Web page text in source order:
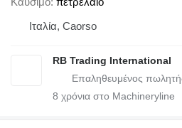
Ιταλία, Caorso
RB Trading International
8 χρόνια στο Machineryline